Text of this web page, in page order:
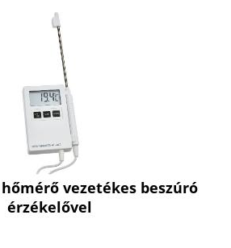
vezetékes beszúró
érzékelővel